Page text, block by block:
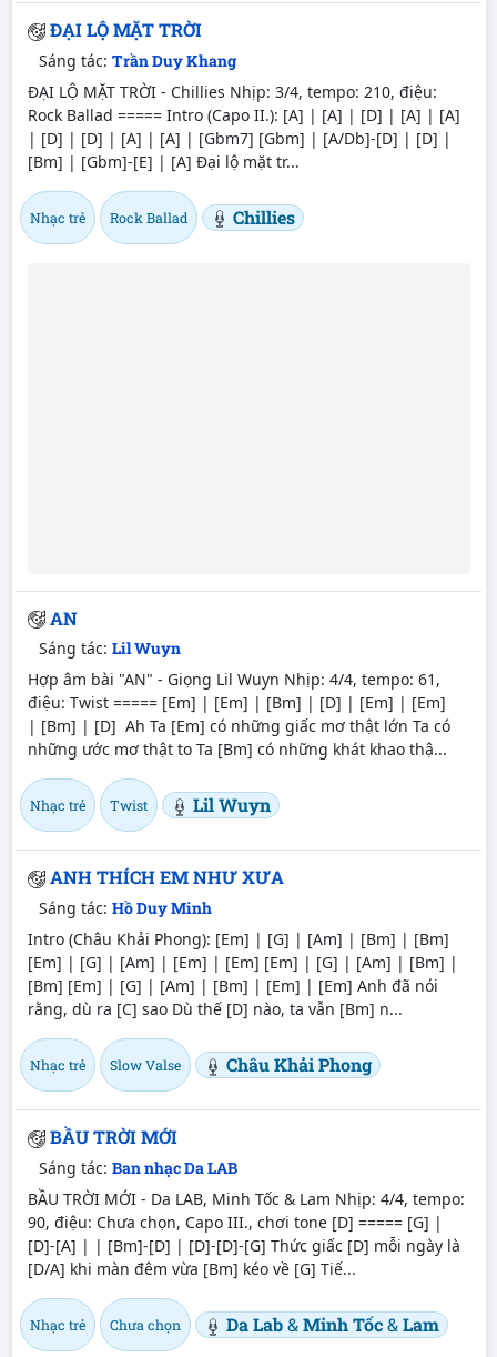
ĐẠI LỘ MẶT TRỜI
Sáng tác: Trần Duy Khang
ĐẠI LỘ MẶT TRỜI - Chillies Nhịp: 3/4, tempo: 210, điệu:
Rock Ballad ===== Intro (Capo II.): [A] | [A] | [D] | [A] | [A]
| [D] | [D] | [A] | [A] | [Gbm7] [Gbm] | [A/Db]-[D] | [D] |
[Bm] | [Gbm]-[E] | [A] Đại lộ mặt tr...
Nhạc trẻ Rock Ballad Chillies
AN
Sáng tác: Lil Wuyn
Hợp âm bài "AN" - Giọng Lil Wuyn Nhịp: 4/4, tempo: 61,
điệu: Twist ===== [Em] | [Em] | [Bm] | [D] | [Em] | [Em]
| [Bm] | [D] Ah Ta [Em] có những giấc mơ thật lớn Ta có
những ước mơ thật to Ta [Bm] có những khát khao thậ...
Nhạc trẻ Twist Lil Wuyn
ANH THÍCH EM NHƯ XƯA
Sáng tác: Hồ Duy Minh
Intro (Châu Khải Phong): [Em] | [G] | [Am] | [Bm] | [Bm]
[Em] | [G] | [Am] | [Em] | [Em] [Em] | [G] | [Am] | [Bm] |
[Bm] [Em] | [G] | [Am] | [Bm] | [Em] | [Em] Anh đã nói
rằng, dù ra [C] sao Dù thế [D] nào, ta vẫn [Bm] n...
Nhạc trẻ Slow Valse Châu Khải Phong
BẦU TRỜI MỚI
Sáng tác: Ban nhạc Da LAB
BẦU TRỜI MỚI - Da LAB, Minh Tốc & Lam Nhịp: 4/4, tempo:
90, điệu: Chưa chọn, Capo III., chơi tone [D] ===== [G] |
[D]-[A] | | [Bm]-[D] | [D]-[D]-[G] Thức giấc [D] mỗi ngày là
[D/A] khi màn đêm vừa [Bm] kéo về [G] Tiế...
Nhạc trẻ Chưa chọn Da Lab&Minh Tốc&Lam